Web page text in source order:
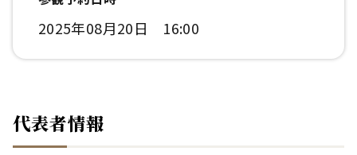
2025年08月20日 16:00
代表者情報